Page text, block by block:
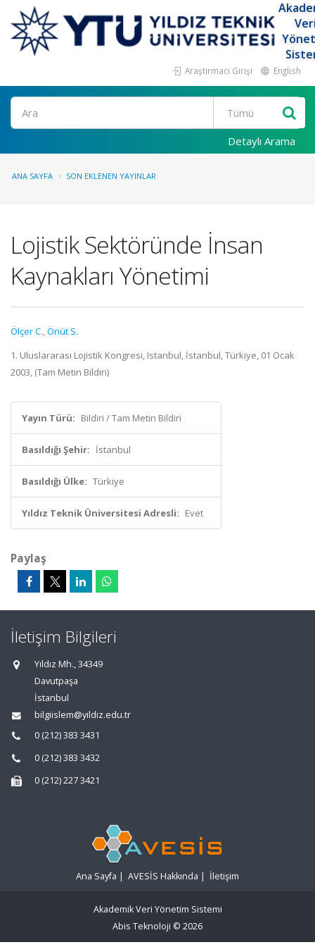
Araştırmacı Girişi English
Ara
Detaylı Arama
ANA SAYFA SON EKLENEN YAYINLAR
Lojistik Sektöründe İnsan
Kaynakları Yönetimi
Ölçer C.,Önüt S.
1. Uluslararası Lojistik Kongresi, Istanbul, İstanbul, Türkiye, 01 Ocak
2003, (Tam Metin Bildiri)
Yayın Türü: Bildiri / Tam Metin Bildiri
Basıldığı Şehir: İstanbul
Basıldığı Ülke: Türkiye
Yıldız Teknik Üniversitesi Adresli: Evet
Paylaş
İletişim Bilgileri
Yıldız Mh., 34349
Davutpaşa
İstanbul
bilgiislem@yildiz.edu.tr
0 (212) 383 3431
0 (212) 383 3432
0 (212) 227 3421
Ana Sayfa | AVESİS Hakkında | İletişim
Akademik Veri Yönetim Sistemi
Abis Teknoloji © 2026